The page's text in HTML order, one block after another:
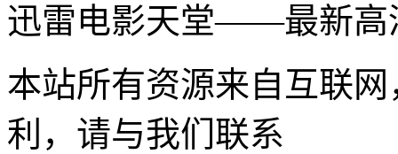
迅雷电影天堂——最新高
本站所有资源来自互联
利，请与我们联系